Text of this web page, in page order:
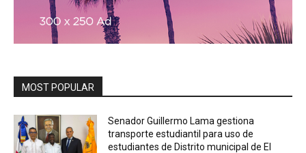
MOST POPULAR
Senador Guillermo Lama gestiona
transporte estudiantil para uso de
estudiantes de Distrito municipal de El